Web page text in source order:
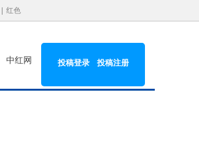
红色
中红网 投稿登录 投稿注册